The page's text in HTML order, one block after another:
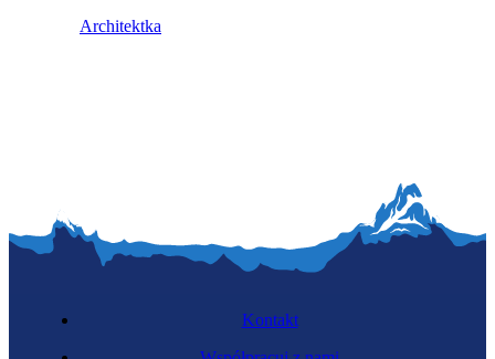
Architektka
Kontakt